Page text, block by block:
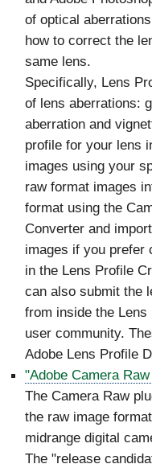
of optical
how to correct the
same lens.
Specifically, Lens
of lens aberrations:
aberration and
profile for your lens
images using your
raw format images
format using the
Converter and
images if you prefer
in the Lens Profile
can also submit the
from inside the
user community.
Adobe Lens Profile
"Adobe Camera
The Camera Raw
the raw image
midrange digital
The "release